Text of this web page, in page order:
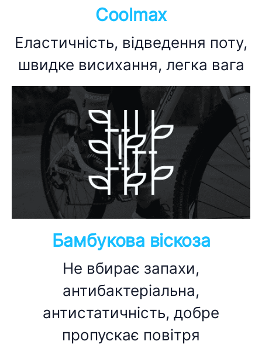
Coolmax
Еластичність, відведення поту,
швидке висихання, легка вага
Бамбукова віскоза
Не вбирає запахи,
антибактеріальна,
антистатичність, добре
пропускає повітря